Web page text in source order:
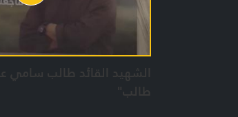
الشهيد القائد طالب سامي
طالب"